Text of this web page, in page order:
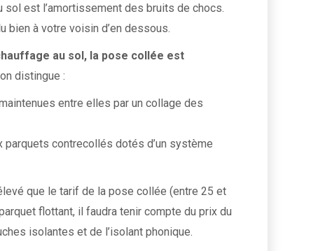
est l’amortissement des bruits de chocs.
bien à votre voisin d’en dessous.
au sol, la pose collée est
distingue :
entre elles par un collage des
parquets contrecollés dotés d’un système
que le tarif de la pose collée (entre 25 et
flottant, il faudra tenir compte du prix du
isolantes et de l’isolant phonique.